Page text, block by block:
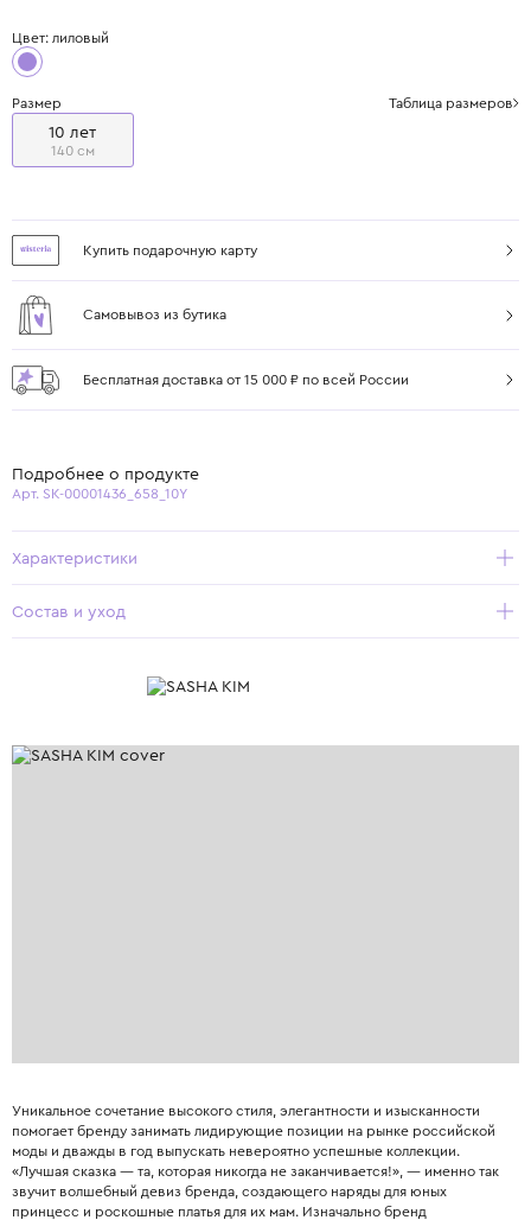
Цвет: лиловый
Размер Таблица размеров
10 лет
140 см
Купить подарочную карту
Самовывоз из бутика
Бесплатная доставка от 15 000 ₽ по всей России
Подробнее о продукте
Арт. SK-00001436_658_10Y
Характеристики
Состав и уход
Уникальное сочетание высокого стиля, элегантности и изысканности
помогает бренду занимать лидирующие позиции на рынке российской
моды и дважды в год выпускать невероятно успешные коллекции.
«Лучшая сказка — та, которая никогда не заканчивается!», — именно так
звучит волшебный девиз бренда, создающего наряды для юных
принцесс и роскошные платья для их мам. Изначально бренд